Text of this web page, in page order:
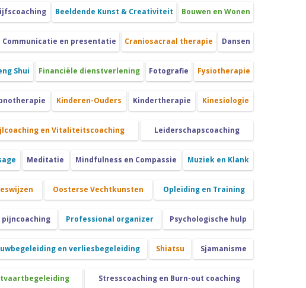
Beeldende Kunst & Creativiteit Bouwen en Wonen
Communicatie en presentatie Craniosacraal therapie Dansen
Shui Financiële dienstverlening Fotografie Fysiotherapie
Kinderen-Ouders Kindertherapie Kinesiologie
en Vitaliteitscoaching Leiderschapscoaching
Meditatie Mindfulness en Compassie Muziek en Klank
Oosterse Vechtkunsten Opleiding en Training
pijncoaching Professional organizer Psychologische hulp
en verliesbegeleiding Shiatsu Sjamanisme
Stresscoaching en Burn-out coaching